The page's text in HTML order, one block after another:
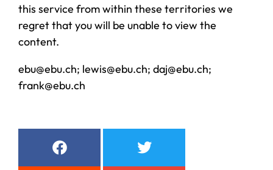
this service from within these territories we
regret that you will be unable to view the
content.
ebu@ebu.ch; lewis@ebu.ch; daj@ebu.ch;
frank@ebu.ch